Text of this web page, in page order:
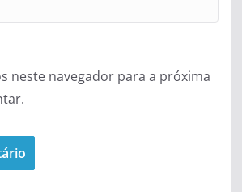
neste navegador para a próxima